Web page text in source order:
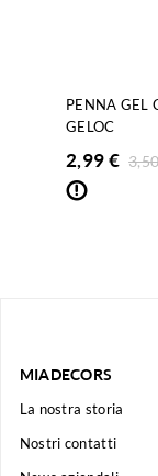
PENNA GEL
GELOC
2,99€
MIADECORS
La nostra storia
Nostri contatti